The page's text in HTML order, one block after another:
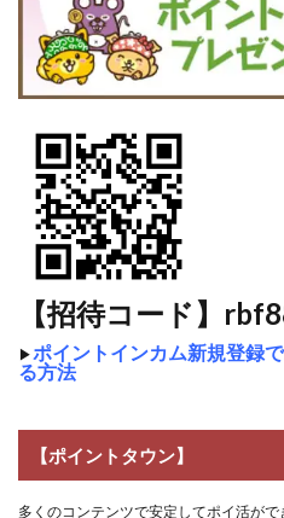
【招待コード】
▶ ポイントインカム新規登録
る方法
【ポイントタウン】
多くのコンテンツで安定してポイ活がで